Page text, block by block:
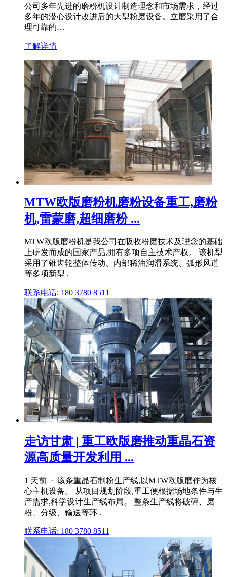
公司多年先进的磨粉机设计制造理念和市场需求，经过
多年的潜心设计改进后的大型粉磨设备。立磨采用了合
理可靠的…
了解详情
MTW欧版磨粉机磨粉设备重工,磨粉
机,雷蒙磨,超细磨粉 ...
MTW欧版磨粉机是我公司在吸收粉磨技术及理念的基础
上研发而成的国家产品,拥有多项自主技术产权。 该机型
采用了锥齿轮整体传动、内部稀油润滑系统、弧形风道
等多项新型 .
联系电话: 180 3780 8511
走访甘肃 | 重工欧版磨推动重晶石资
源高质量开发利用 ...
1 天前 · 该条重晶石制粉生产线,以MTW欧版磨作为核
心主机设备。 从项目规划阶段,重工便根据场地条件与生
产需求,科学设计生产线布局。 整条生产线将破碎、磨
粉、分级、输送等环 .
联系电话: 180 3780 8511